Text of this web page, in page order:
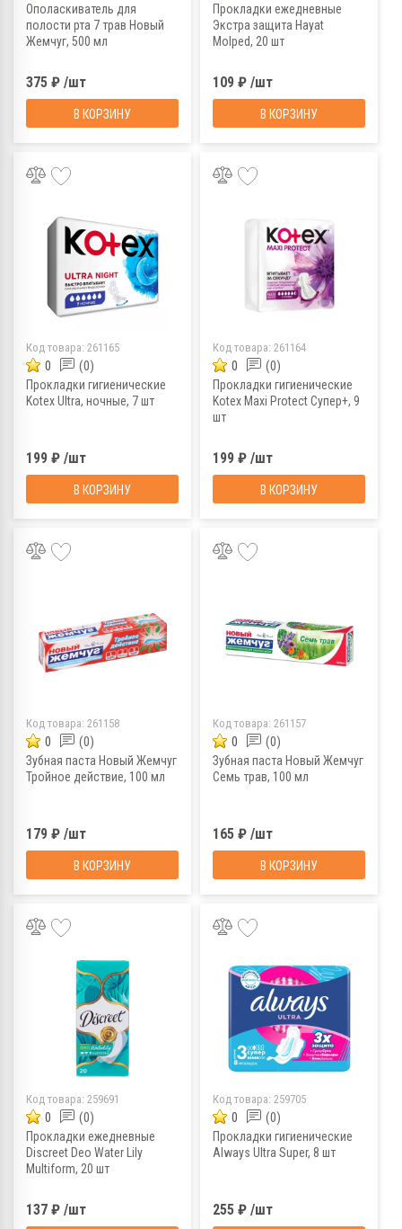
Ополаскиватель для
полости рта 7 трав Новый
Жемчуг, 500 мл
375 ₽ /шт
В КОРЗИНУ
Прокладки ежедневные
Экстра защита Hayat
Molped, 20 шт
109 ₽ /шт
В КОРЗИНУ
Код товара: 261165
0 (0)
Прокладки гигиенические
Kotex Ultra, ночные, 7 шт
199 ₽ /шт
В КОРЗИНУ
Код товара: 261164
0 (0)
Прокладки гигиенические
Kotex Maxi Protect Супер+, 9
шт
199 ₽ /шт
В КОРЗИНУ
Код товара: 261158
0 (0)
Зубная паста Новый Жемчуг
Тройное действие, 100 мл
179 ₽ /шт
В КОРЗИНУ
Код товара: 261157
0 (0)
Зубная паста Новый Жемчуг
Семь трав, 100 мл
165 ₽ /шт
В КОРЗИНУ
Код товара: 259691
0 (0)
Прокладки ежедневные
Discreet Deo Water Lily
Multiform, 20 шт
137 ₽ /шт
Код товара: 259705
0 (0)
Прокладки гигиенические
Always Ultra Super, 8 шт
255 ₽ /шт